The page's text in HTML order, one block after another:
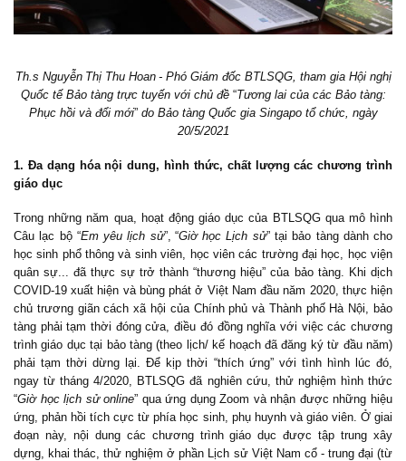
Th.s Nguyễn Thị Thu Hoan - Phó Giám đốc BTLSQG, tham gia Hội nghị
Quốc tế Bảo tàng trực tuyến với chủ đề “Tương lai củacácBảo tàng:
Phụchồivà đổi mới”do Bảo tàng Quốc gia Singapo tổ chức, ngày
20/5/2021
1. Đa dạng hóa nội dung, hình thức, chất lượng các chương trình
giáo dục
Trong những năm qua, hoạt động giáo dục của BTLSQGqua mô hình
Câu lạc bộ “Em yêu lịch sử”, “Giờ học Lịch sử” tại bảo tàng dành cho
học sinh phổ thông và sinh viên, học viên các trường đại học, học viện
quân sự... đã thực sự trở thành “thương hiệu” của bảo tàng. Khi dịch
COVID-19 xuất hiện và bùng phát ở Việt Nam đầu năm 2020, thực hiện
chủ trương giãn cách xã hội của Chính phủ và Thành phố Hà Nội, bảo
tàng phải tạm thời đóng cửa, điều đó đồng nghĩa với việc các chương
trình giáo dục tại bảo tàng (theo lịch/ kế hoạch đã đăng ký từ đầu năm)
phải tạm thời dừng lại. Để kịp thời “thích ứng” với tình hình lúc đó,
ngay từ tháng 4/2020, BTLSQG đã nghiên cứu, thử nghiệm hình thức
“Giờ học lịch sử online” qua ứng dụng Zoom và nhận được những hiệu
ứng, phản hồi tích cực từ phía học sinh, phụ huynh và giáo viên. Ở giai
đoạn này, nội dung các chương trình giáo dục được tập trung xây
dựng, khai thác, thử nghiệm ở phần Lịch sử Việt Nam cổ - trung đại (từ